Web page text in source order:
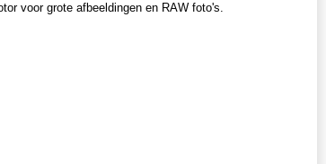
voor grote afbeeldingen en RAW foto's.